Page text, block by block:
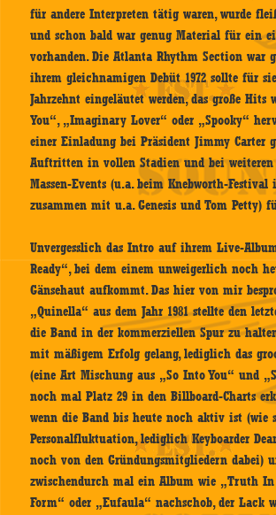
für andere Interpreten tätig waren, wurde
und schon bald war genug Material für ein
vorhanden. Die Atlanta Rhythm Section war
ihrem gleichnamigen Debüt 1972 sollte für
Jahrzehnt eingeläutet werden, das große Hits
You“, „Imaginary Lover“ oder „Spooky“
einer Einladung bei Präsident Jimmy Carter
Auftritten in vollen Stadien und bei weiteren
Massen-Events (u.a. beim Knebworth-
zusammen mit u.a. Genesis und Tom Petty)
Unvergesslich das Intro auf ihrem Live-
Ready“, bei dem einem unweigerlich noch
Gänsehaut aufkommt. Das hier von mir
„Quinella“ aus dem Jahr 1981 stellte den
die Band in der kommerziellen Spur zu
mit mäßigem Erfolg gelang, lediglich das
(eine Art Mischung aus „So Into You“ und
noch mal Platz 29 in den Billboard-Charts
wenn die Band bis heute noch aktiv ist (wie
Personalfluktuation, lediglich Keyboarder
noch von den Gründungsmitgliedern dabei)
zwischendurch mal ein Album wie „Truth
Form“ oder „Eufaula“ nachschob, der Lack